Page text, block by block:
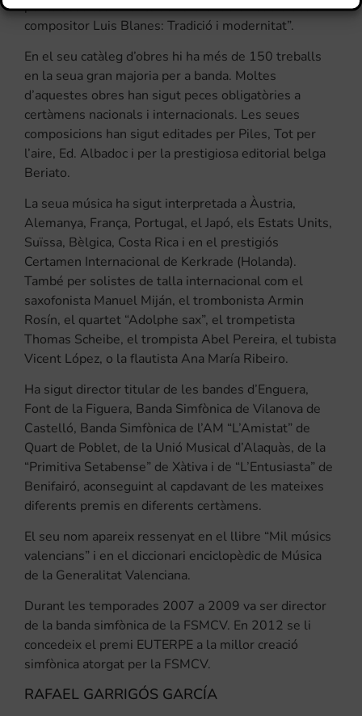
per la seua tesi “Punts de referència en l’obra del
compositor Luis Blanes: Tradició i modernitat”.
En el seu catàleg d’obres hi ha més de 150 treballs
en la seua gran majoria per a banda. Moltes
d’aquestes obres han sigut peces obligatòries a
certàmens nacionals i internacionals. Les seues
composicions han sigut editades per Piles, Tot per
l’aire, Ed. Albadoc i per la prestigiosa editorial belga
Beriato.
La seua música ha sigut interpretada a Àustria,
Alemanya, França, Portugal, el Japó, els Estats Units,
Suïssa, Bèlgica, Costa Rica i en el prestigiós
Certamen Internacional de Kerkrade (Holanda).
També per solistes de talla internacional com el
saxofonista Manuel Miján, el trombonista Armin
Rosín, el quartet “Adolphe sax”, el trompetista
Thomas Scheibe, el trompista Abel Pereira, el tubista
Vicent López, o la flautista Ana María Ribeiro.
Ha sigut director titular de les bandes d’Enguera,
Font de la Figuera, Banda Simfònica de Vilanova de
Castelló, Banda Simfònica de l’AM “L’Amistat” de
Quart de Poblet, de la Unió Musical d’Alaquàs, de la
“Primitiva Setabense” de Xàtiva i de “L’Entusiasta” de
Benifairó, aconseguint al capdavant de les mateixes
diferents premis en diferents certàmens.
El seu nom apareix ressenyat en el llibre “Mil músics
valencians” i en el diccionari enciclopèdic de Música
de la Generalitat Valenciana.
Durant les temporades 2007 a 2009 va ser director
de la banda simfònica de la FSMCV. En 2012 se li
concedeix el premi EUTERPE a la millor creació
simfònica atorgat per la FSMCV.
RAFAEL GARRIGÓS GARCÍA